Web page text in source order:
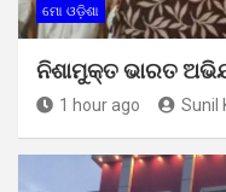
ମୋ ଓଡ଼ିଶା
ନିଶାମୁକ୍ତ ଭାରତ
1 hour ago Sunil